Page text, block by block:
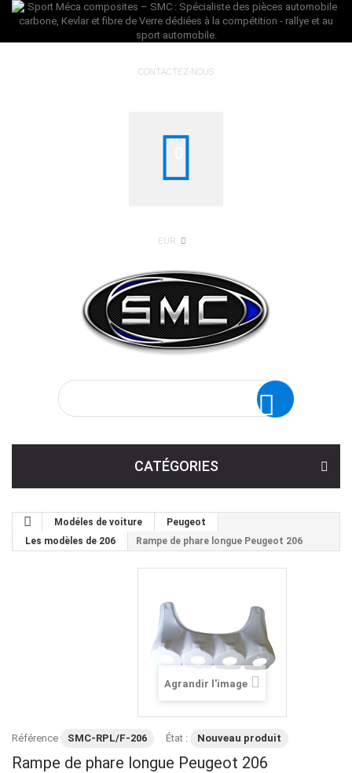
CONTACTEZ-NOUS
EUR
CATÉGORIES
Modéles de voiture
Peugeot
Les modèles de 206
Rampe de phare longue Peugeot 206
Agrandir l'image
Référence SMC-RPL/F-206 État : Nouveau produit
Rampe de phare longue Peugeot 206